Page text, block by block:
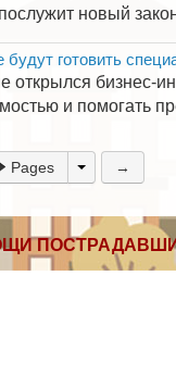
новый
будут готовить
открылся бизнес-
и помогать
Pages →